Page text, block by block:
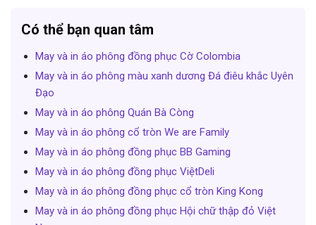
Có thể bạn quan tâm
May và in áo phông đồng phục Cờ Colombia
May và in áo phông màu xanh dương Đá điêu khắc Uyên
Đạo
May và in áo phông Quán Bà Còng
May và in áo phông cổ tròn We are Family
May và in áo phông đồng phục BB Gaming
May và in áo phông đồng phục ViệtDeli
May và in áo phông đồng phục cổ tròn King Kong
May và in áo phông đồng phục Hội chữ thập đỏ Việt